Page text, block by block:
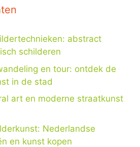
abstract
schilderen
en tour: ontdek de
in de stad
art en moderne straatkunst
Nederlandse
en kunst kopen